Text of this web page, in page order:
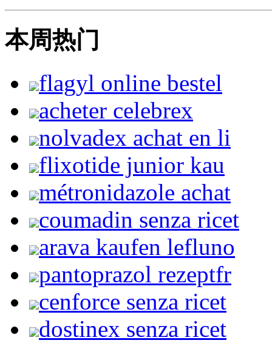
本周热门
flagyl online bestel
acheter celebrex
nolvadex achat en li
flixotide junior kau
métronidazole achat
coumadin senza ricet
arava kaufen lefluno
pantoprazol rezeptfr
cenforce senza ricet
dostinex senza ricet